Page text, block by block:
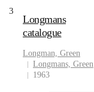
3
Longmans
catalogue
Longman, Green
Longmans, Green
1963